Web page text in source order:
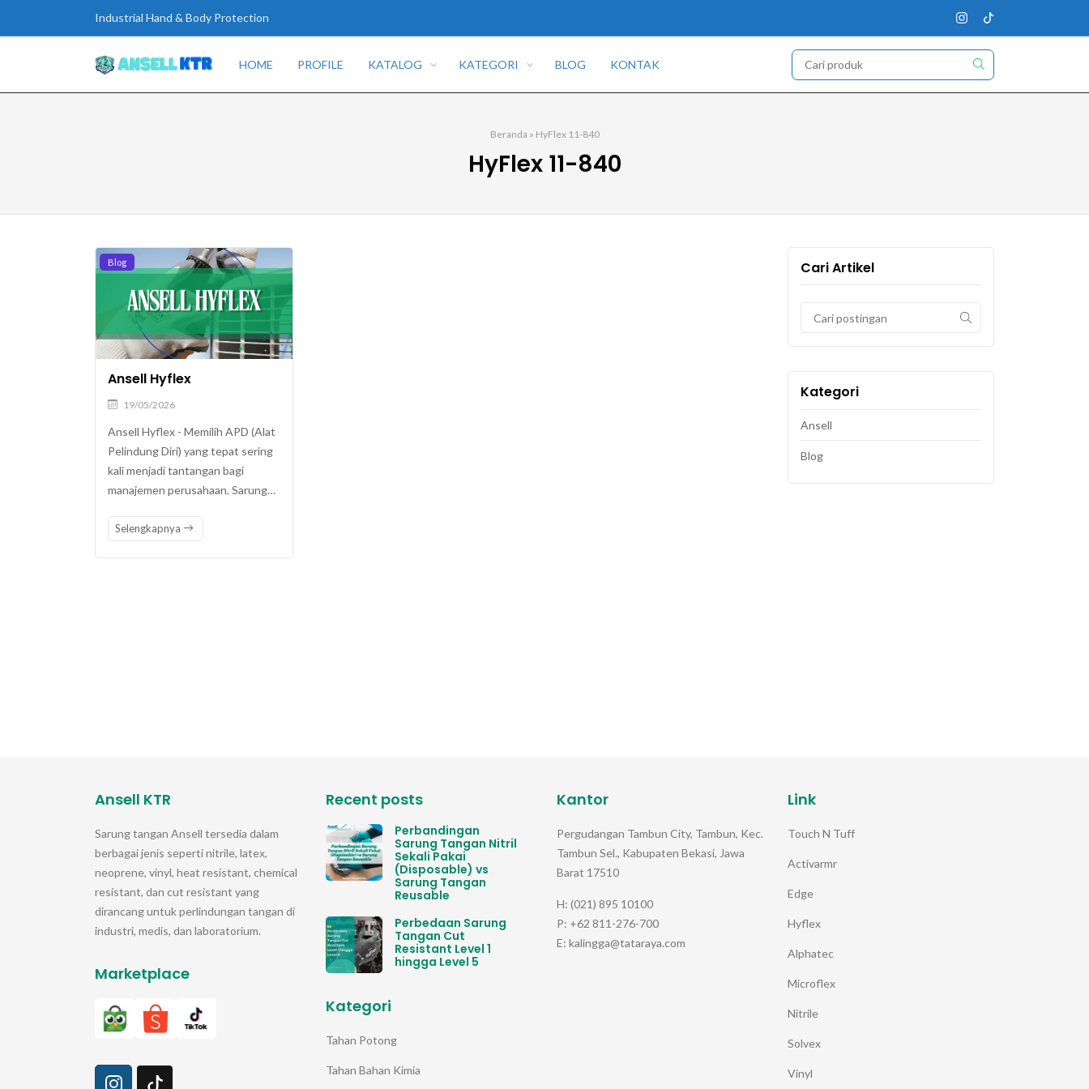
Industrial Hand & Body Protection
HOME PROFILE KATALOG KATEGORI BLOG KONTAK
Beranda » HyFlex 11-840
HyFlex 11-840
Blog
Ansell Hyflex
19/05/2026
Ansell Hyflex - Memilih APD (Alat
Pelindung Diri) yang tepat sering
kali menjadi tantangan bagi
manajemen perusahaan. Sarung…
Selengkapnya
Cari Artikel
Kategori
Ansell
Blog
Ansell KTR
Sarung tangan Ansell tersedia dalam
berbagai jenis seperti nitrile, latex,
neoprene, vinyl, heat resistant, chemical
resistant, dan cut resistant yang
dirancang untuk perlindungan tangan di
industri, medis, dan laboratorium.
Marketplace
Recent posts
Perbandingan
Sarung Tangan Nitril
Sekali Pakai
(Disposable) vs
Sarung Tangan
Reusable
Perbedaan Sarung
Tangan Cut
Resistant Level 1
hingga Level 5
Kategori
Tahan Potong
Tahan Bahan Kimia
Kantor
Pergudangan Tambun City, Tambun, Kec.
Tambun Sel., Kabupaten Bekasi, Jawa
Barat 17510
H: (021) 895 10100
P: +62 811-276-700
E: kalingga@tataraya.com
Link
Touch N Tuff
Activarmr
Edge
Hyflex
Alphatec
Microflex
Nitrile
Solvex
Vinyl